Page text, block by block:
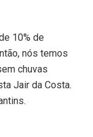
10% de
nós temos
chuvas
Jair da Costa.